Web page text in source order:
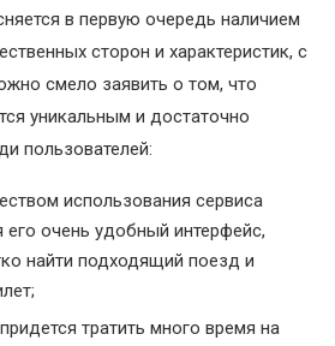
в первую очередь наличием
сторон и характеристик, с
смело заявить о том, что
уникальным и достаточно
пользователей:
использования сервиса
его очень удобный интерфейс,
найти подходящий поезд и
тратить много время на